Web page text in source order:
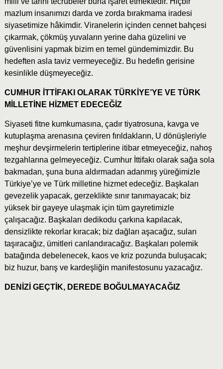
mazlum insanımızı darda ve zorda bırakmama iradesi
siyasetimize hâkimdir. Viranelerin içinden cennet bahçesi
çıkarmak, çökmüş yuvaların yerine daha güzelini ve
güvenlisini yapmak bizim en temel gündemimizdir. Bu
hedeften asla taviz vermeyeceğiz. Bu hedefin gerisine
kesinlikle düşmeyeceğiz.
CUMHUR İTTİFAKI OLARAK TÜRKİYE’YE VE TÜRK
MİLLETİNE HİZMET EDECEĞİZ
Siyaseti fitne kumkumasına, çadır tiyatrosuna, kavga ve
kutuplaşma arenasına çeviren fırıldakların, U dönüşleriyle
meşhur devşirmelerin tertiplerine itibar etmeyeceğiz, nahoş
tezgahlarına gelmeyeceğiz. Cumhur İttifakı olarak sağa sola
bakmadan, şuna buna aldırmadan adanmış yüreğimizle
Türkiye’ye ve Türk milletine hizmet edeceğiz. Başkaları
gevezelik yapacak, gerzeklikte sınır tanımayacak; biz
yüksek bir gayeye ulaşmak için tüm gayretimizle
çalışacağız. Başkaları dedikodu çarkına kapılacak,
densizlikte rekorlar kıracak; biz dağları aşacağız, suları
taşıracağız, ümitleri canlandıracağız. Başkaları polemik
batağında debelenecek, kaos ve kriz pozunda buluşacak;
biz huzur, barış ve kardeşliğin manifestosunu yazacağız.
DENİZİ GEÇTİK, DEREDE BOĞULMAYACAĞIZ